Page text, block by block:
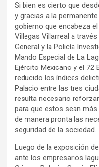
Si bien es cierto que
y gracias a la
gobierno que encabeza
Villegas Villarreal a
General y la Policía
Mando Especial de La
Ejército Mexicano y el 72
reducido los índices
Palacio entre las tres
resulta necesario
para que estos sean
de manera pronta las
seguridad de la sociedad.
Luego de la exposición
ante los empresarios